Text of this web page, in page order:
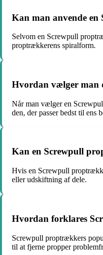
Kan man anvende
Selvom en Screwpull
proptrækkerens spiralform.
Hvordan vælger man
Når man vælger en
den, der passer bedst til ens
Kan en Screwpull
Hvis en Screwpull
eller udskiftning af dele.
Hvordan forklares
Screwpull proptrækkers
til at fjerne propper